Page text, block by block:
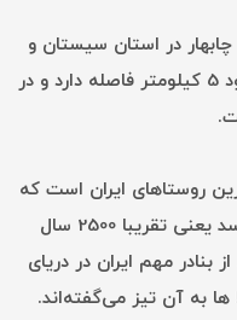
در استان سیستان و
بلوچستان است که با شهر چابهار حدود 5 کیلومتر فاصله دارد و در
روستاهای ایران است که
پیشینه آن به دوران هخامنشیان میرسد یعنی تقریبا 2500 سال
مهم ایران در دریای
ها به آن تیز می‌گفته‌اند.